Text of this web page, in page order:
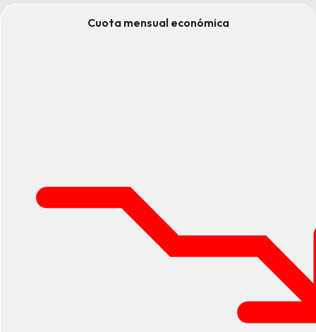
Cuota mensual económica